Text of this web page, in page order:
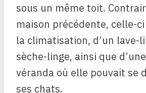
sous un même toit.
maison précédente, celle-
la climatisation, d’un lave-
sèche-linge, ainsi que
véranda où elle pouvait se
ses chats.